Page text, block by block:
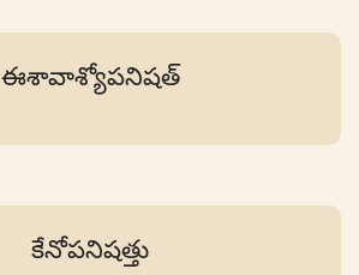
ఈశావాశ్యోపనిషత్
కేనోపనిషత్తు